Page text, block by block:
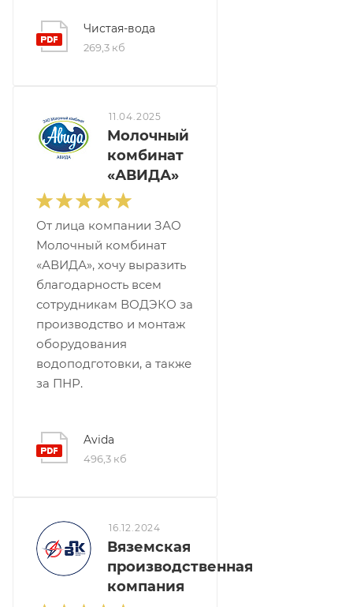
Чистая-вода
269,3 кб
11.04.2025
Молочный
комбинат
«АВИДА»
От лица компании ЗАО
Молочный комбинат
«АВИДА», хочу выразить
благодарность всем
сотрудникам ВОДЭКО за
производство и монтаж
оборудования
водоподготовки, а также
за ПНР.
Avida
496,3 кб
16.12.2024
Вяземская
производственная
компания